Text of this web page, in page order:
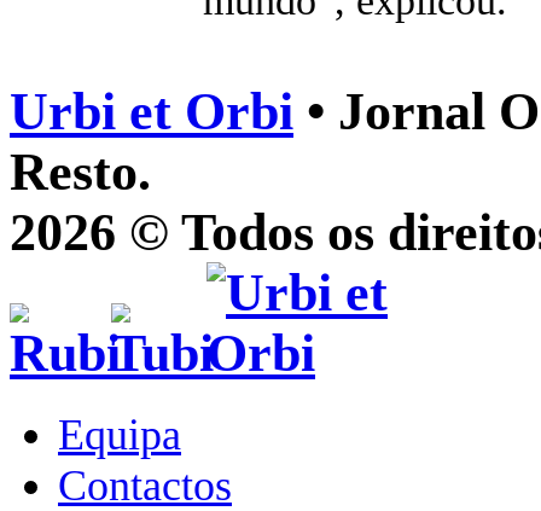
Urbi et Orbi • Jornal
Resto.
2026 © Todos os
Equipa
Contactos